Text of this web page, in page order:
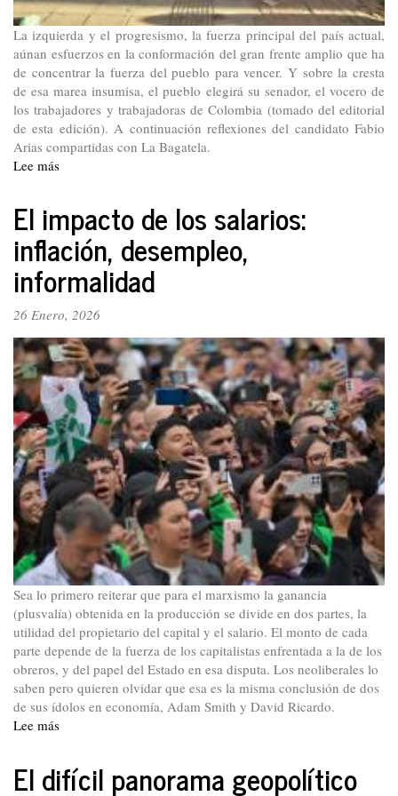
La izquierda y el progresismo, la fuerza principal del país actual,
aúnan esfuerzos en la conformación del gran frente amplio que ha
de concentrar la fuerza del pueblo para vencer. Y sobre la cresta
de esa marea insumisa, el pueblo elegirá su senador, el vocero de
los trabajadores y trabajadoras de Colombia (tomado del editorial
de esta edición). A continuación reflexiones del candidato Fabio
Arias compartidas con La Bagatela.
Lee más
Fabio
Arias,
candidato
al
Senado
El impacto de los salarios:
inflación, desempleo,
informalidad
26 Enero, 2026
Sea lo primero reiterar que para el marxismo la ganancia
(plusvalía) obtenida en la producción se divide en dos partes, la
utilidad del propietario del capital y el salario. El monto de cada
parte depende de la fuerza de los capitalistas enfrentada a la de los
obreros, y del papel del Estado en esa disputa. Los neoliberales lo
saben pero quieren olvidar que esa es la misma conclusión de dos
de sus ídolos en economía, Adam Smith y David Ricardo.
Lee más
de
El difícil panorama geopolítico